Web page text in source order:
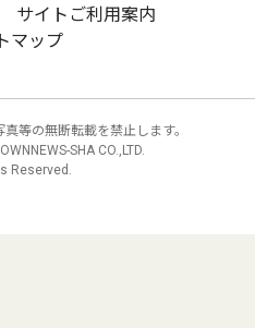
サイトご利用案内
マップ
等の無断転載を禁止します。
SHA CO.,LTD.
Reserved.